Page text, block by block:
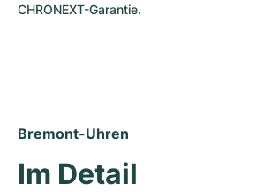
Gebraucht
Gebraucht
CHRONEXT-Garantie.
Bremont-Uhren
Im Detail